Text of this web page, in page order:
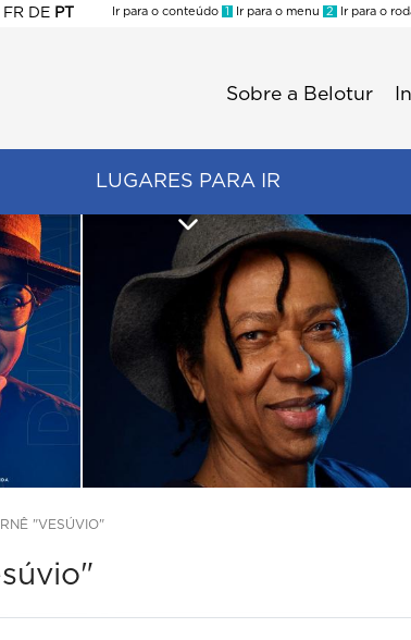
FR DE PT
Ir para o conteúdo 1 Ir para o menu 2 Ir para o
Sobre a Belotur
LUGARES PARA IR
"VESÚVIO"